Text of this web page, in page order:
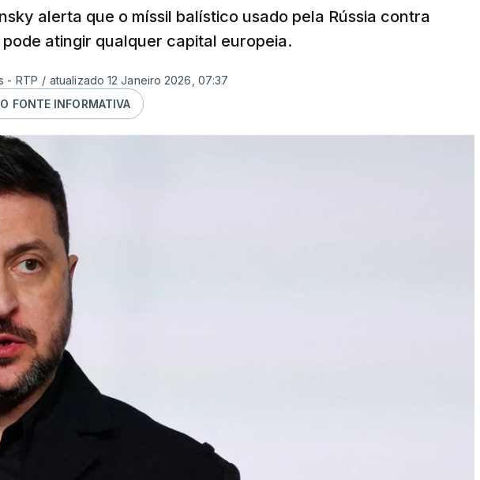
alerta que o míssil balístico usado pela Rússia contra
atingir qualquer capital europeia.
- RTP / atualizado 12 Janeiro 2026, 07:37
FONTE INFORMATIVA